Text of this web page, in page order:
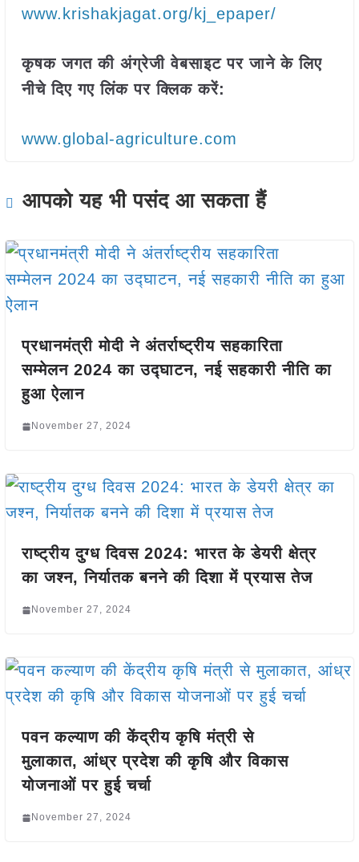
www.krishakjagat.org/kj_epaper/
कृषक जगत की अंग्रेजी वेबसाइट पर जाने के लिए
नीचे दिए गए लिंक पर क्लिक करें:
www.global-agriculture.com
आपको यह भी पसंद आ सकता हैं
प्रधानमंत्री मोदी ने अंतर्राष्ट्रीय सहकारिता
सम्मेलन 2024 का उद्घाटन, नई सहकारी नीति का
हुआ ऐलान
November 27, 2024
राष्ट्रीय दुग्ध दिवस 2024: भारत के डेयरी क्षेत्र
का जश्न, निर्यातक बनने की दिशा में प्रयास तेज
November 27, 2024
पवन कल्याण की केंद्रीय कृषि मंत्री से
मुलाकात, आंध्र प्रदेश की कृषि और विकास
योजनाओं पर हुई चर्चा
November 27, 2024